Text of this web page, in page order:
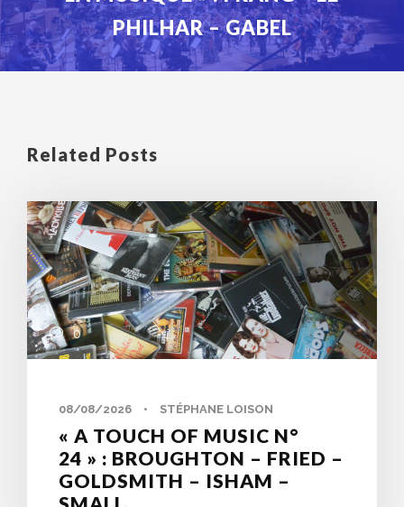
PHILHAR – GABEL
Related Posts
0
08/08/2026 • STÉPHANE LOISON
« A TOUCH OF MUSIC N°
24 » : BROUGHTON – FRIED –
GOLDSMITH – ISHAM –